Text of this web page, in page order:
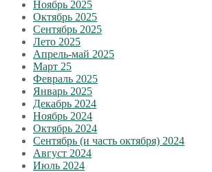
Ноябрь 2025
Октябрь 2025
Сентябрь 2025
Лето 2025
Апрель-май 2025
Март 25
Февраль 2025
Январь 2025
Декабрь 2024
Ноябрь 2024
Октябрь 2024
Сентябрь (и часть октября) 2024
Август 2024
Июль 2024